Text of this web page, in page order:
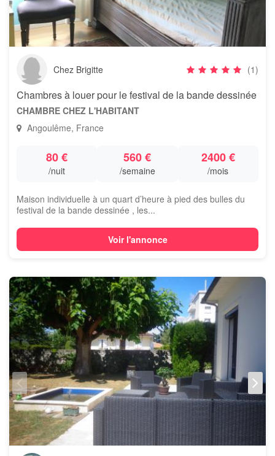
Chez Brigitte (1)
Chambres à louer pour le festival de la bande dessinée
CHAMBRE CHEZ L'HABITANT
Angoulême, France
80 €
/nuit
560 €
/semaine
2400 €
/mois
Maison individuelle à un quart d’heure à pied des bulles du
festival de la bande dessinée , les...
Voir l'annonce